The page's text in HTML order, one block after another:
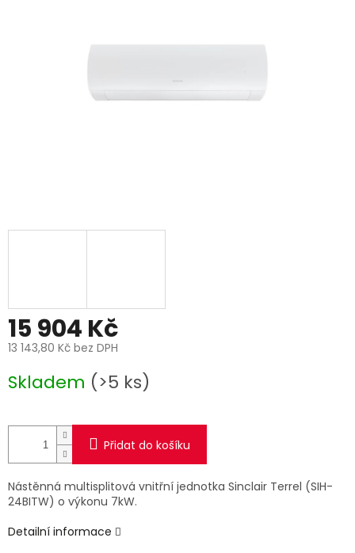
15 904 Kč
13 143,80 Kč bez DPH
cena:
Skladem (>5 ks)
Přidat do košíku
Nástěnná multisplitová vnitřní jednotka Sinclair Terrel (SIH-
24BITW) o výkonu 7kW.
Detailní informace